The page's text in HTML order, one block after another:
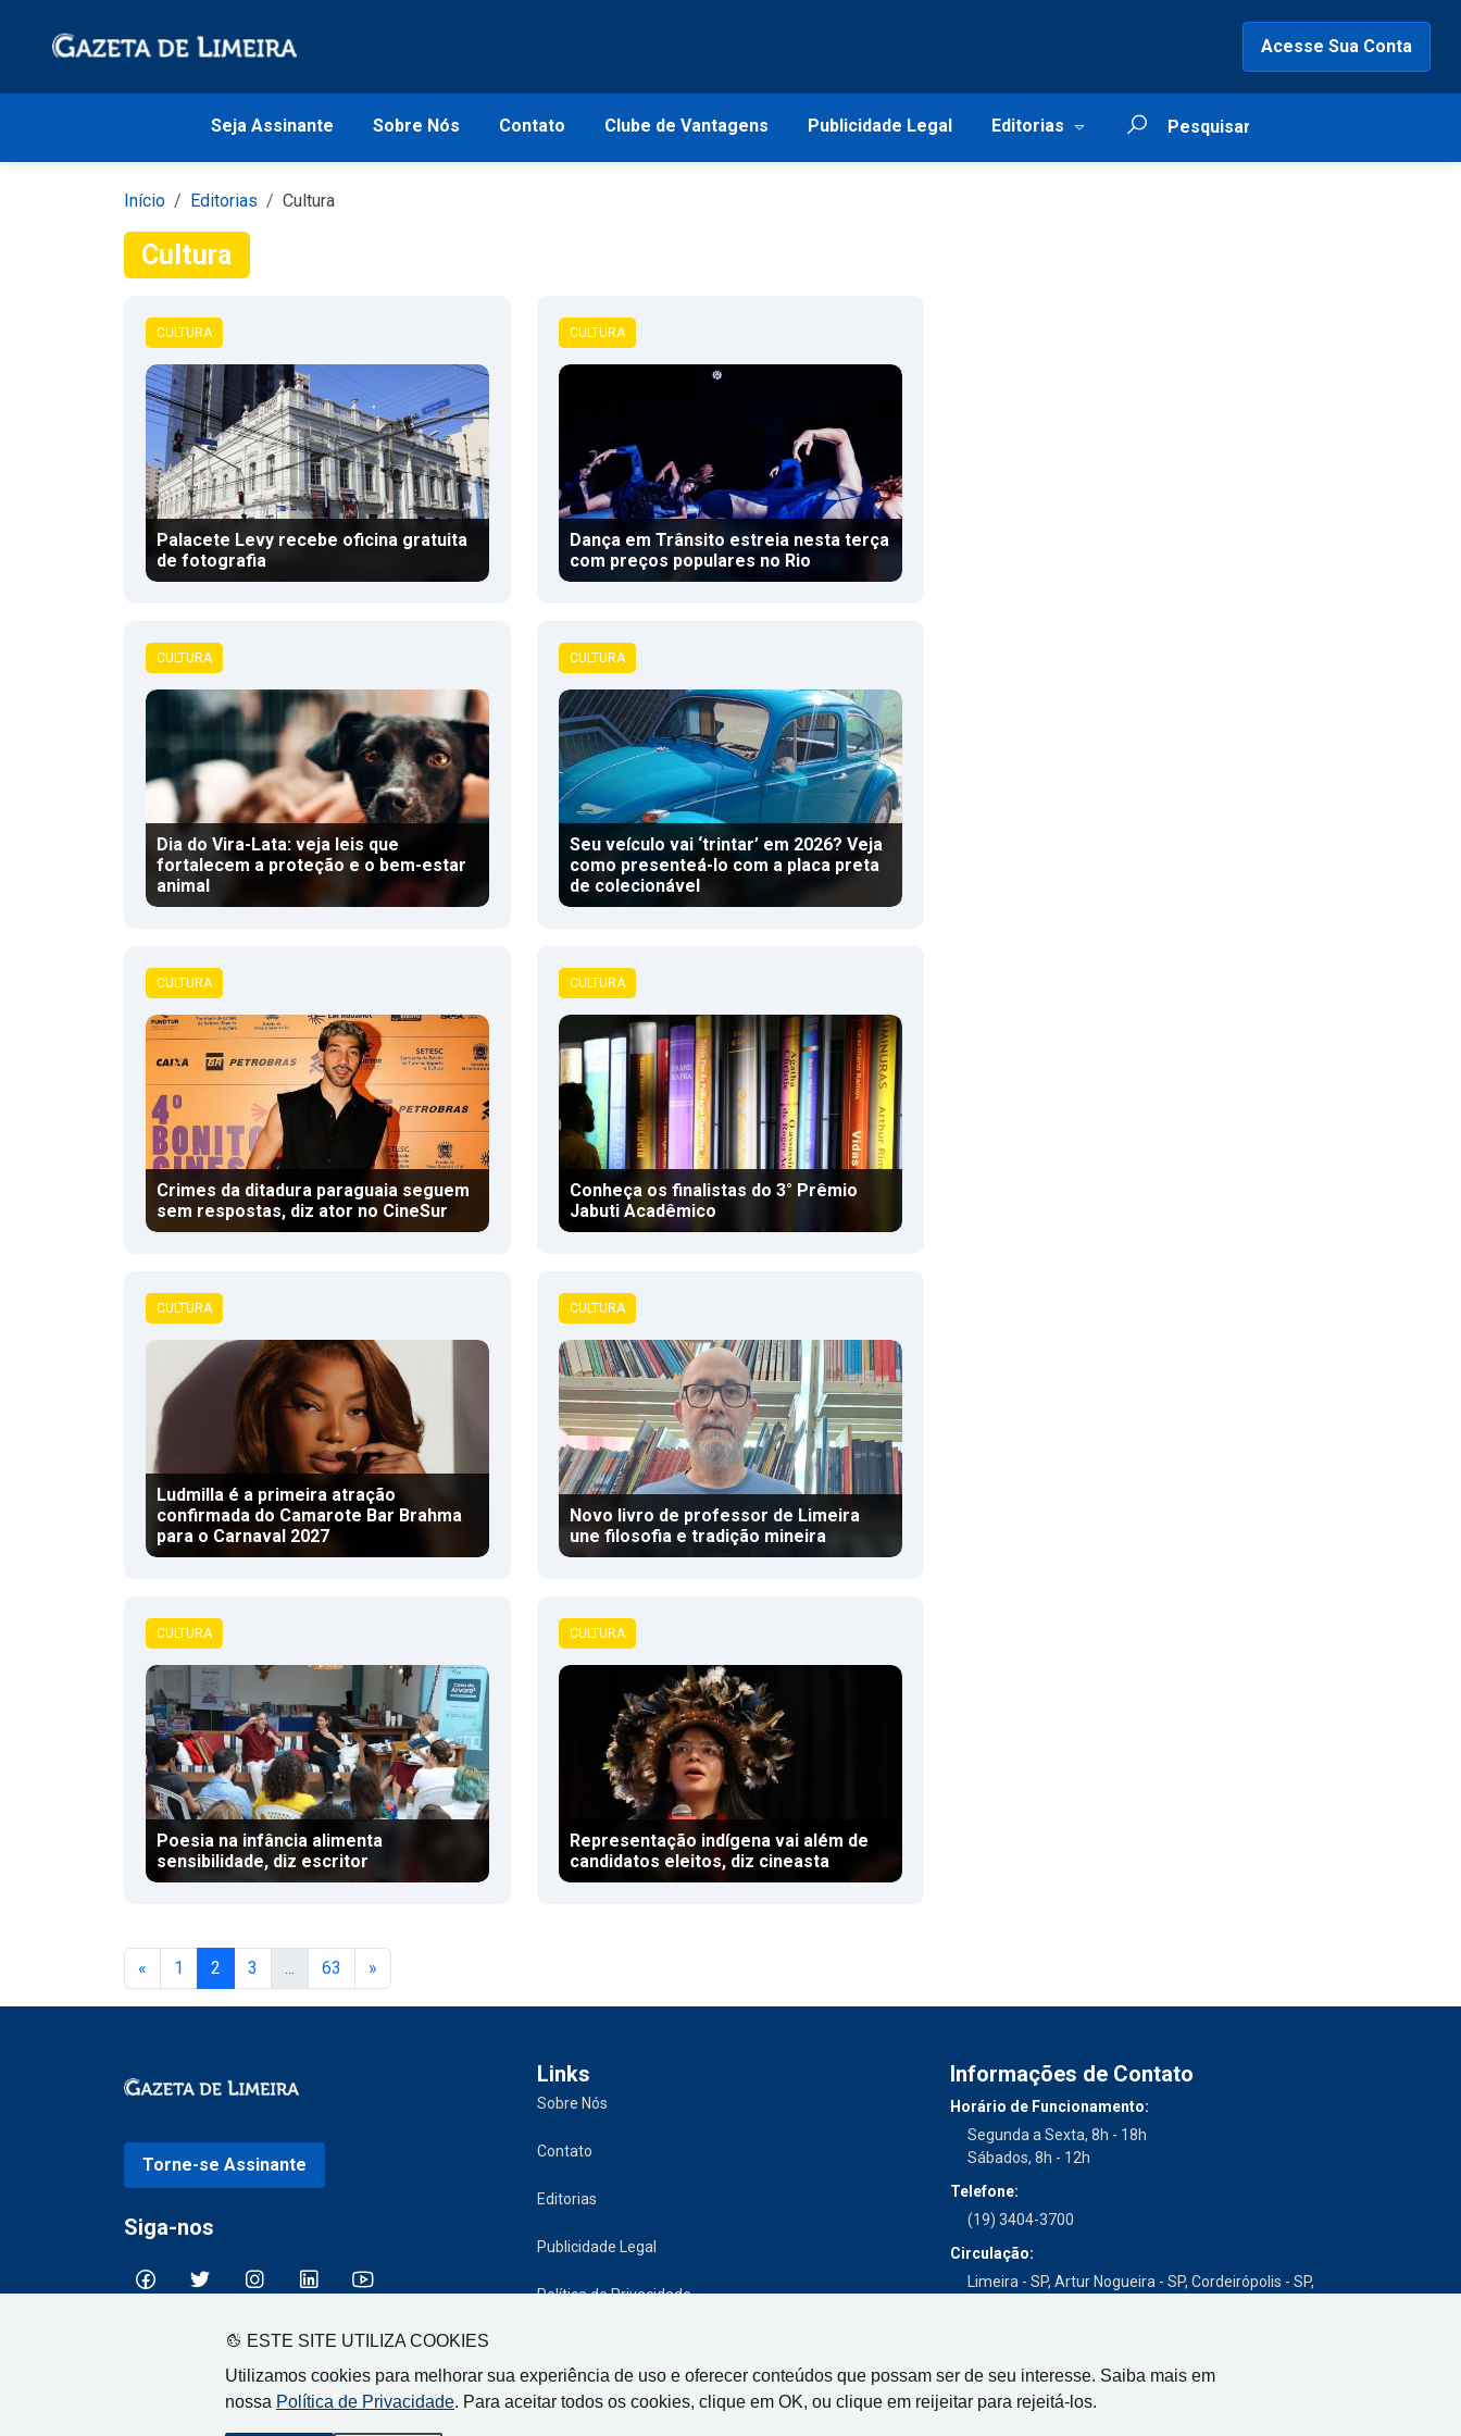
ESTE SITE UTILIZA COOKIES
Utilizamos cookies para melhorar sua experiência de uso e oferecer conteúdos que possam ser de seu interesse. Saiba mais em
nossa Política de Privacidade. Para aceitar todos os cookies, clique em OK, ou clique em reijeitar para rejeitá-los.
Acesse Sua Conta
Seja Assinante Sobre Nós Contato Clube de Vantagens Publicidade Legal Editorias
Início Editorias Cultura
Cultura
CULTURA
Palacete Levy recebe oficina gratuita
de fotografia
CULTURA
Dança em Trânsito estreia nesta terça
com preços populares no Rio
CULTURA
Dia do Vira-Lata: veja leis que
fortalecem a proteção e o bem-estar
animal
CULTURA
Seu veículo vai ‘trintar’ em 2026? Veja
como presenteá-lo com a placa preta
de colecionável
CULTURA
Crimes da ditadura paraguaia seguem
sem respostas, diz ator no CineSur
CULTURA
Conheça os finalistas do 3° Prêmio
Jabuti Acadêmico
CULTURA
Ludmilla é a primeira atração
confirmada do Camarote Bar Brahma
para o Carnaval 2027
CULTURA
Novo livro de professor de Limeira
une filosofia e tradição mineira
CULTURA
Poesia na infância alimenta
sensibilidade, diz escritor
CULTURA
Representação indígena vai além de
candidatos eleitos, diz cineasta
« 1 2 3 63 »
Torne-se Assinante
Siga-nos
Links
Sobre Nós
Contato
Editorias
Publicidade Legal
Política de Privacidade
Informações de Contato
Horário de Funcionamento:
Segunda a Sexta, 8h - 18h
Sábados, 8h - 12h
Telefone:
(19) 3404-3700
Circulação:
Limeira - SP, Artur Nogueira - SP, Cordeirópolis - SP,